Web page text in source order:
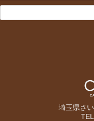
埼玉県さ
TEL